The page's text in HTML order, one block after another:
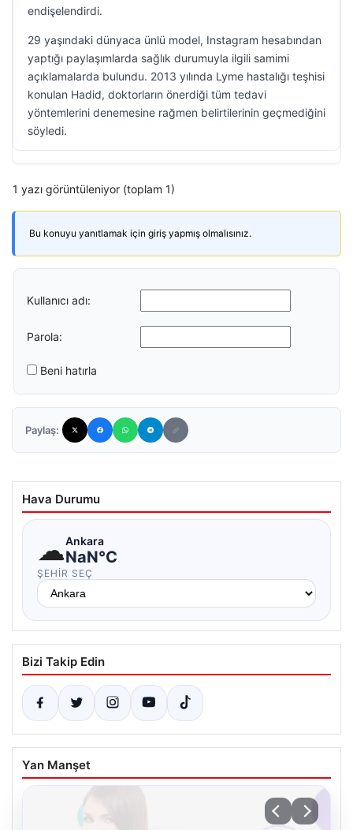
endişelendirdi.
29 yaşındaki dünyaca ünlü model, Instagram hesabından
yaptığı paylaşımlarda sağlık durumuyla ilgili samimi
açıklamalarda bulundu. 2013 yılında Lyme hastalığı teşhisi
konulan Hadid, doktorların önerdiği tüm tedavi
yöntemlerini denemesine rağmen belirtilerinin geçmediğini
söyledi.
1 yazı görüntüleniyor (toplam 1)
Bu konuyu yanıtlamak için giriş yapmış olmalısınız.
Kullanıcı adı:
Parola:
Beni hatırla
Paylaş:
Hava Durumu
☁Ankara
NaN°C
ŞEHIR SEÇ
Bizi Takip Edin
Yan Manşet